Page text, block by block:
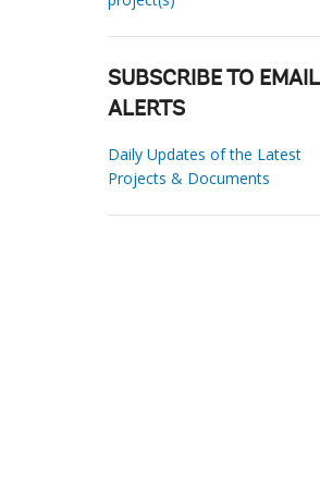
SUBSCRIBE TO EMAIL
ALERTS
Daily Updates of the Latest
Projects & Documents